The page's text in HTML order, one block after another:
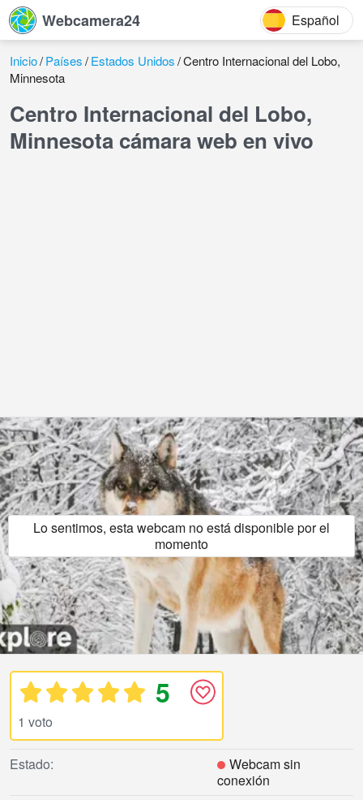
Webcamera24 Español
Inicio Países Estados Unidos Centro Internacional del Lobo,
Minnesota
Centro Internacional del Lobo,
Minnesota cámara web en vivo
Lo sentimos, esta webcam no está disponible por el
momento
5
1 voto
Estado:
Webcam sin
conexión